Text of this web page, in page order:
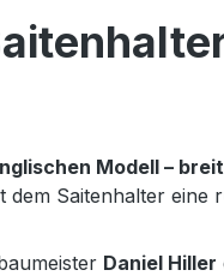
Modell –
Saitenhalter
Daniel Hiller